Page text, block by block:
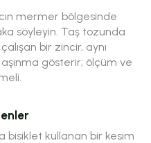
mermer bölgesinde
söyleyin. Taş tozunda
bir zincir, aynı
gösterir; ölçüm ve
bisiklet kullanan bir kesim